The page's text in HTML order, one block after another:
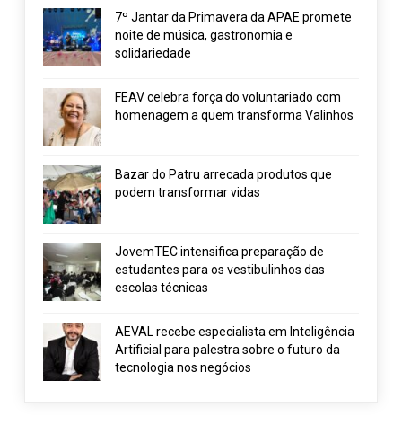
7º Jantar da Primavera da APAE promete
noite de música, gastronomia e
solidariedade
FEAV celebra força do voluntariado com
homenagem a quem transforma Valinhos
Bazar do Patru arrecada produtos que
podem transformar vidas
JovemTEC intensifica preparação de
estudantes para os vestibulinhos das
escolas técnicas
AEVAL recebe especialista em Inteligência
Artificial para palestra sobre o futuro da
tecnologia nos negócios